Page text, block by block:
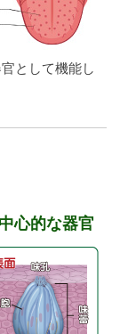
として機能し
心的な器官